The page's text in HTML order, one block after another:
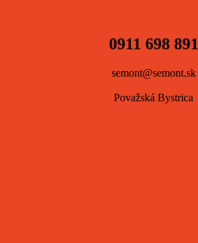
0911 698 891
semont@semont.sk
Považská Bystrica